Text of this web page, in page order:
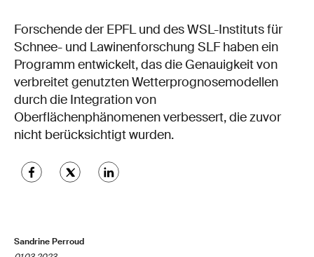
Forschende der EPFL und des WSL-Instituts für
Schnee- und Lawinenforschung SLF haben ein
Programm entwickelt, das die Genauigkeit von
verbreitet genutzten Wetterprognosemodellen
durch die Integration von
Oberflächenphänomenen verbessert, die zuvor
nicht berücksichtigt wurden.
Sandrine Perroud